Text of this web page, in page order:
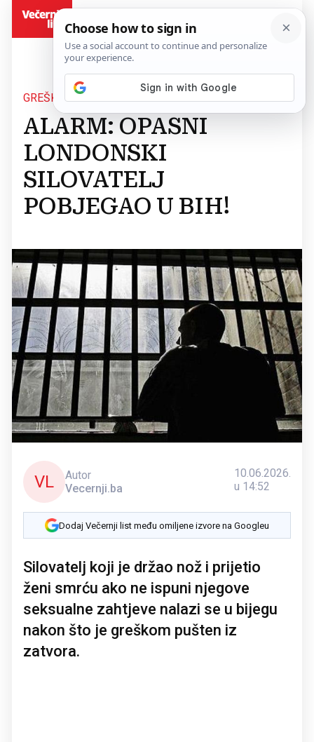
GREŠKOM PUŠTEN IZ ZATVORA
ALARM: OPASNI
LONDONSKI
SILOVATELJ
POBJEGAO U BIH!
VL
Autor
Vecernji.ba
10.06.2026.
u 14:52
Dodaj Večernji list među omiljene izvore na Googleu
Silovatelj koji je držao nož i prijetio
ženi smrću ako ne ispuni njegove
seksualne zahtjeve nalazi se u bijegu
nakon što je greškom pušten iz
zatvora.